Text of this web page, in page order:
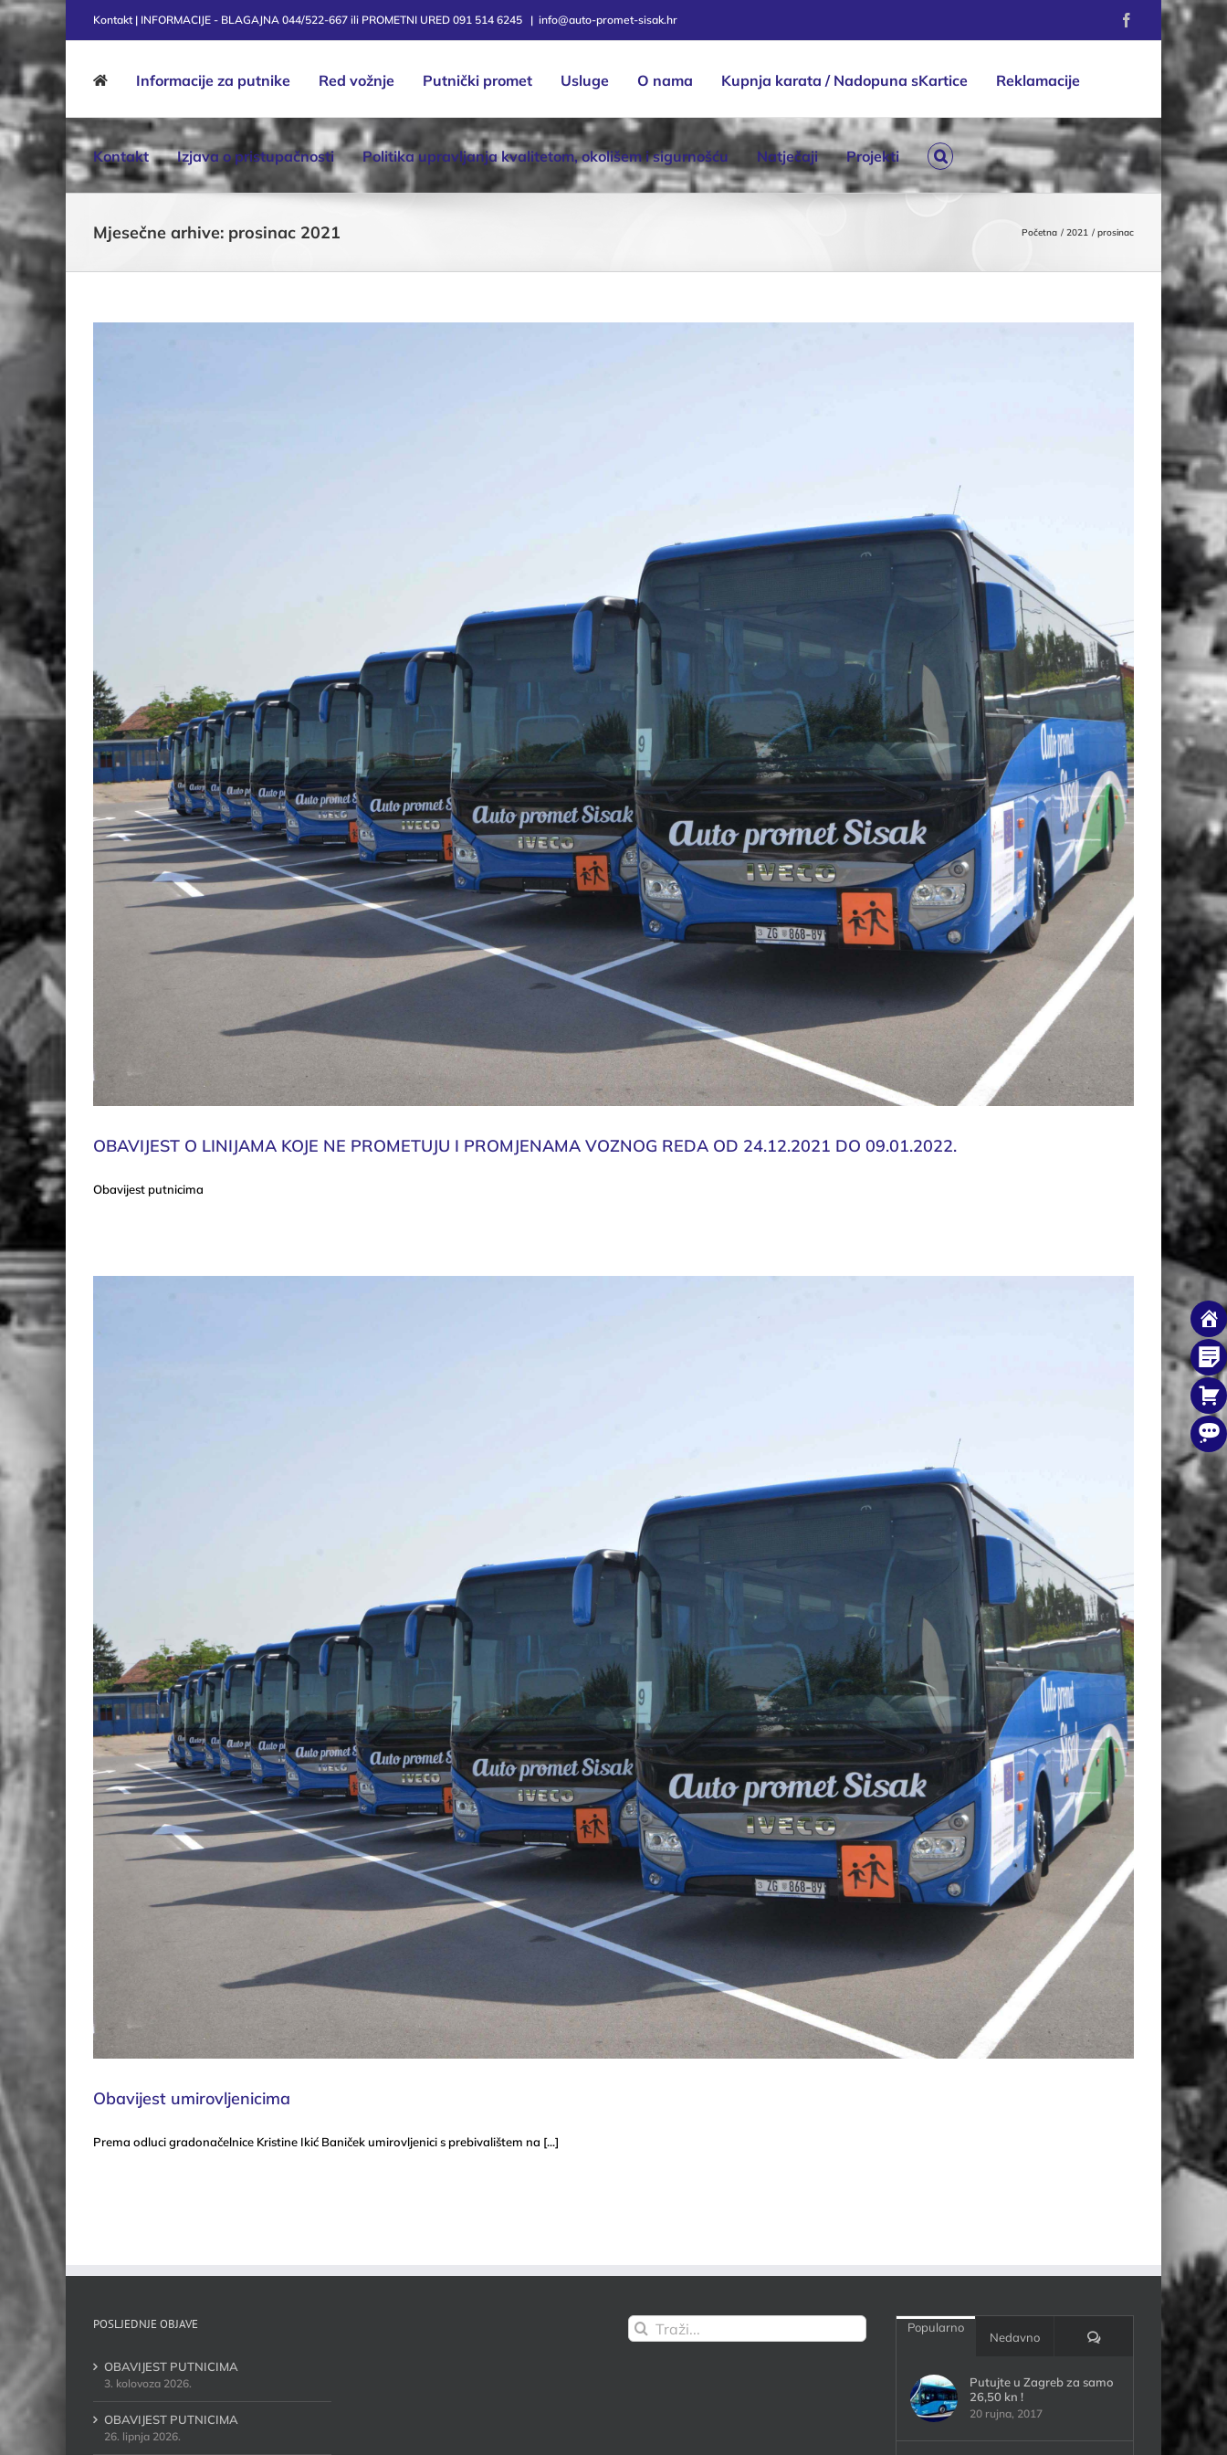
Skip
to
Kontakt | INFORMACIJE - BLAGAJNA 044/522-667 ili PROMETNI URED 091 514 6245 | info@auto-promet-sisak.hr Facebook
Informacije za putnike Red vožnje Putnički promet Usluge O nama Kupnja karata / Nadopuna sKartice Reklamacije
Kontakt Izjava o pristupačnosti Politika upravljanja kvalitetom, okolišem i sigurnošću Natječaji Projekti
Mjesečne arhive: prosinac 2021 Početna 2021 prosinac
OBAVIJEST O LINIJAMA KOJE NE PROMETUJU I PROMJENAMA VOZNOG REDA OD 24.12.2021 DO 09.01.2022.
Obavijest putnicima
Obavijest umirovljenicima
Prema odluci gradonačelnice Kristine Ikić Baniček umirovljenici s prebivalištem na [...]
POSLJEDNJE OBJAVE
OBAVIJEST PUTNICIMA
3. kolovoza 2026.
OBAVIJEST PUTNICIMA
26. lipnja 2026.
Traži... Popularno
Nedavno Komentari:
Putujte u Zagreb za samo
26,50 kn !
20 rujna, 2017